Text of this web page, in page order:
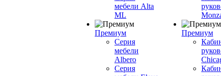
мебели Alta
ML
Премиум
Серия
мебели
Albero
Серия
Премиум